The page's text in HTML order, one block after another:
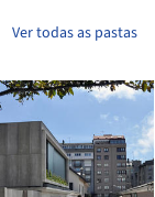
Ver todas as pastas